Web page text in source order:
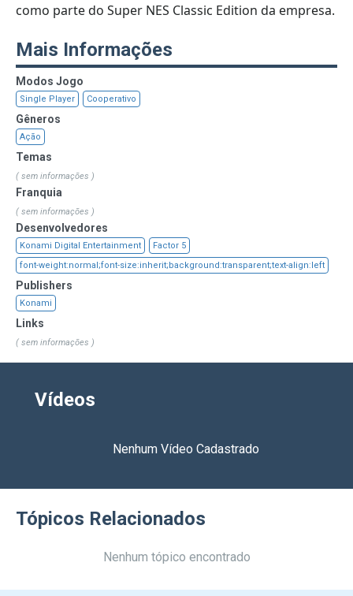
como parte do Super NES Classic Edition da empresa.
Mais Informações
Modos Jogo
Single Player Cooperativo
Gêneros
Ação
Temas
( sem informações )
Franquia
( sem informações )
Desenvolvedores
Konami Digital Entertainment
Factor 5
font-weight:normal;font-size:inherit;background:transparent;text-align:left
Publishers
Konami
Links
( sem informações )
Vídeos
Nenhum Vídeo Cadastrado
Tópicos Relacionados
Nenhum tópico encontrado